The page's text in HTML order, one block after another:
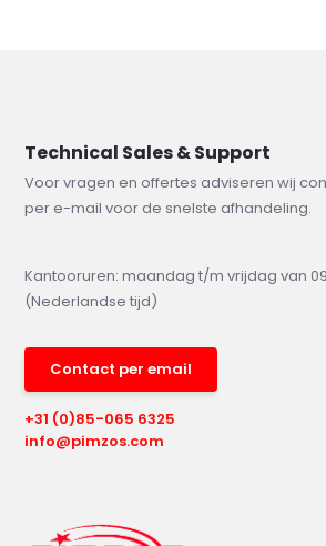
Technical Sales & Support
Voor vragen en offertes adviseren wij
per e-mail voor de snelste afhandeling.
Kantooruren: maandag t/m vrijdag van
(Nederlandse tijd)
Contact per email
+31 (0)85-065 6325
info@pimzos.com